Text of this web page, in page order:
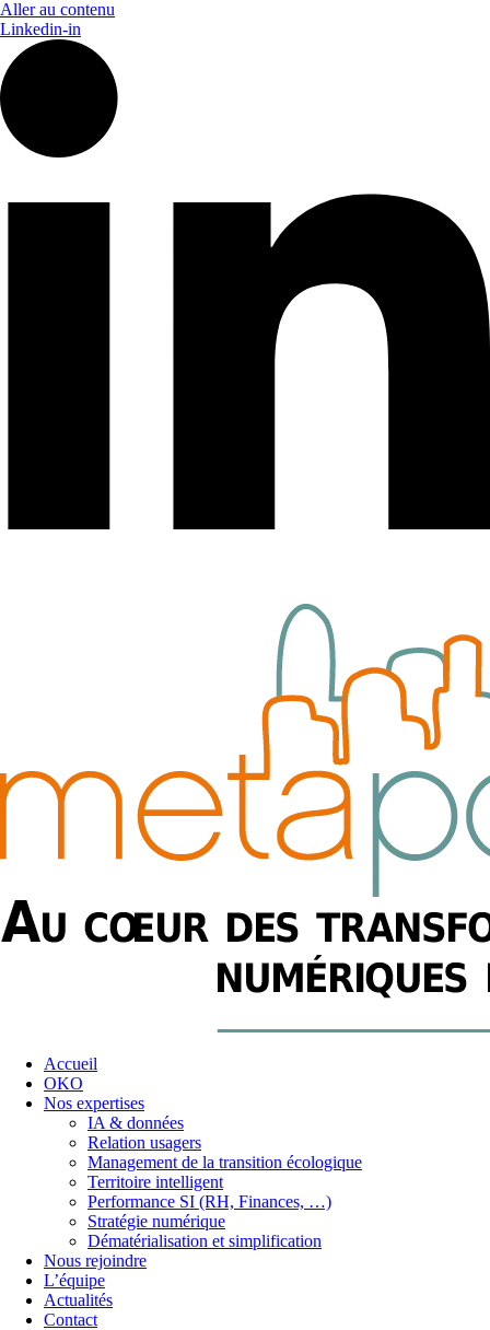
Aller au contenu
Linkedin-in
Accueil
OKO
Nos expertises
IA & données
Relation usagers
Management de la transition écologique
Territoire intelligent
Performance SI (RH, Finances, …)
Stratégie numérique
Dématérialisation et simplification
Nous rejoindre
L’équipe
Actualités
Contact